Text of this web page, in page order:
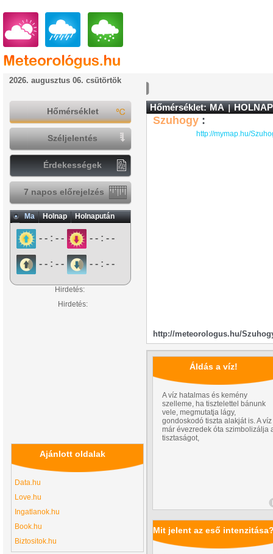
2026. augusztus 06. csütörtök
Hőmérséklet: MA HOLNAP
Szuhogy :
http://mymap.hu/
http://meteorologus.hu/
Áldás a víz!
A víz hatalmas és kemény
szelleme, ha tisztelettel bánunk
vele, megmutatja lágy,
gondoskodó tiszta alakját is. A víz
már évezredek óta szimbolizálja
tisztaságot,
Mit jelent az eső
Hőmérséklet
Széljelentés
Érdekességek
7 napos előrejelzés
Ma Holnap Holnapután
- - : - - - - : - -
- - : - - - - : - -
Hirdetés:
Hirdetés:
Ajánlott oldalak
Data.hu
Love.hu
Ingatlanok.hu
Book.hu
Biztositok.hu